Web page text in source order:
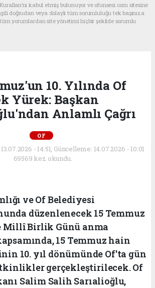
kabul etmiş bulunuyor ve ofunsesi.com sitesine
doğrudan veya dolaylı tüm sorumluluğu tek başınıza
yorumlardan site yönetimi hiçbir şekilde sorumlu
10. Yılında Of
Yürek: Başkan
Anlamlı Çağrı
OF
- 14:51, Güncelleme: 14.07.2026 - 10:01
69569 kez okundu.
ve Of Belediyesi
düzenlenecek 15 Temmuz
Millî Birlik Günü anma
15 Temmuz hain
10. yıl dönümünde Of'ta gün
gerçekleştirilecek. Of
Salim Salih Sarıalioğlu,